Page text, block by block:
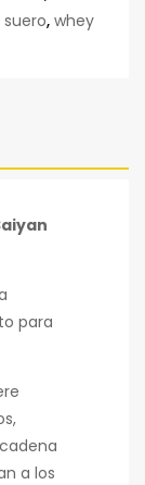
, whey
para
a los